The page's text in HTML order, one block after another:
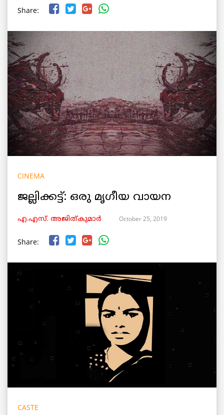
Share:
CINEMA
ജല്ലിക്കട്ട്: ഒരു മൃഗീയ വായന
എ.എസ്. അജിത്കുമാര്‍ October 25, 2019
Share:
CASTE